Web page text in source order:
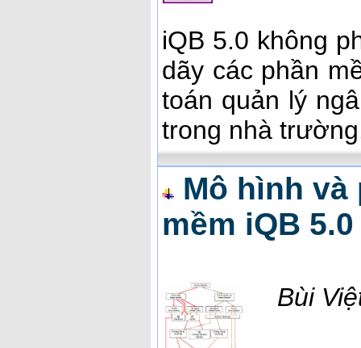
iQB 5.0 không
dãy các phần
toán quản lý
trong nhà
Mô hình
mềm iQB 5.0
Bùi